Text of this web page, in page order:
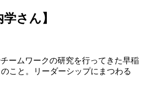
さん】
ームワークの研究を行ってきた早稲
こと。リーダーシップにまつわる